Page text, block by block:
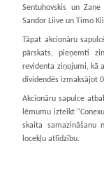
Sentuhovskis un
Sandor Liive un Timo
Tāpat akcionāru
pārskats, pieņemti
revidenta ziņojumi, kā
dividendēs izmaksājot
Akcionāru sapulce
lēmumu izteikt
skaita samazināšanu
locekļu atlīdzību.